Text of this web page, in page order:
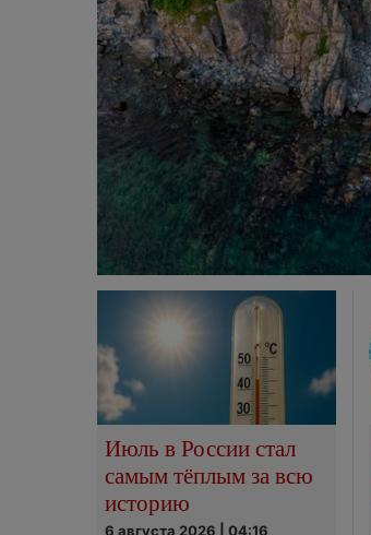
Июль в России стал
самым тёплым за всю
историю
6 августа 2026 | 04:16